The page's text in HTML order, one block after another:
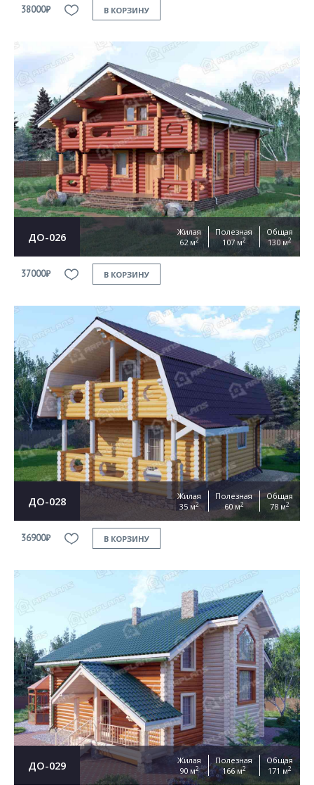
38000₽ В КОРЗИНУ
ДО-026
Жилая
62 м2
Полезная
107 м2
Общая
130 м2
37000₽ В КОРЗИНУ
ДО-028
Жилая
35 м2
Полезная
60 м2
Общая
78 м2
36900₽ В КОРЗИНУ
ДО-029
Жилая
90 м2
Полезная
166 м2
Общая
171 м2